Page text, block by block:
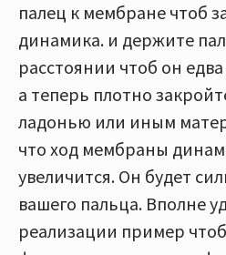
палец к мембране чтоб
динамика. и держите
расстоянии чтоб он
а теперь плотно
ладонью или иным
что ход мембраны
увеличится. Он будет
вашего пальца. Вполне
реализации пример